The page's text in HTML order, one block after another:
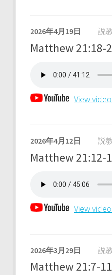
2026年4月19日 説
Matthew
View
2026年4月12日 説
Matthew
View
2026年3月29日 説
Matthew 21:7-